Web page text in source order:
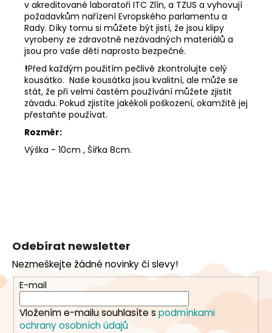
v akreditované laboratoři ITC Zlín, a TZUS a vyhovují
požadavkům nařízení Evropského parlamentu a
Rady. Díky tomu si můžete být jistí, že jsou klipy
vyrobeny ze zdravotně nezávadných materiálů a
jsou pro vaše děti naprosto bezpečné.
!Před každým použitím pečlivě zkontrolujte celý
kousátko. Naše kousátka jsou kvalitní, ale může se
stát, že při velmi častém používání můžete zjistit
závadu. Pokud zjistíte jakékoli poškození, okamžitě jej
přestaňte používat.
Rozměr:
Výška - 10cm , Šířka 8cm.
a
t
Odebírat newsletter
Nezmeškejte žádné novinky či slevy!
E-mail
Vložením e-mailu souhlasíte s podmínkami
ochrany osobních údajů